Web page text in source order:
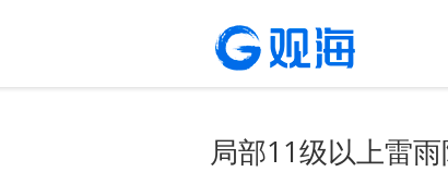
局部11级以上雷